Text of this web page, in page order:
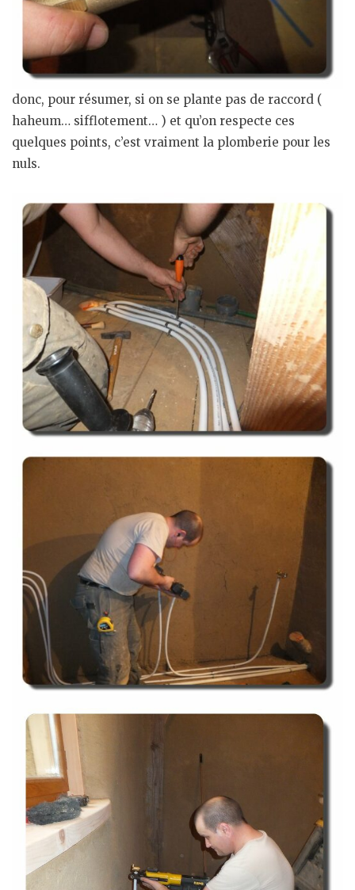
donc, pour résumer, si on se plante pas de raccord (
haheum… sifflotement… ) et qu’on respecte ces
quelques points, c’est vraiment la plomberie pour les
nuls.